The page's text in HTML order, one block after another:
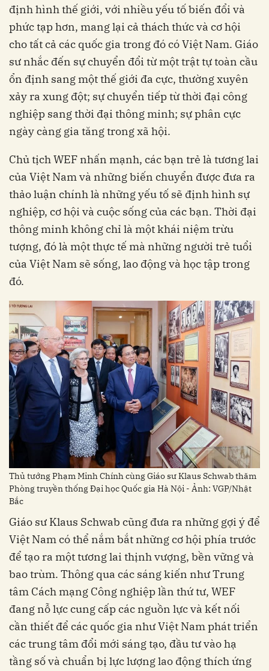
định hình thế giới, với nhiều yếu tố biến đổi và
phức tạp hơn, mang lại cả thách thức và cơ hội
cho tất cả các quốc gia trong đó có Việt Nam. Giáo
sư nhắc đến sự chuyển đổi từ một trật tự toàn cầu
ổn định sang một thế giới đa cực, thường xuyên
xảy ra xung đột; sự chuyển tiếp từ thời đại công
nghiệp sang thời đại thông minh; sự phân cực
ngày càng gia tăng trong xã hội.
Chủ tịch WEF nhấn mạnh, các bạn trẻ là tương lai
của Việt Nam và những biến chuyển được đưa ra
thảo luận chính là những yếu tố sẽ định hình sự
nghiệp, cơ hội và cuộc sống của các bạn. Thời đại
thông minh không chỉ là một khái niệm trừu
tượng, đó là một thực tế mà những người trẻ tuổi
của Việt Nam sẽ sống, lao động và học tập trong
đó.
Thủ tướng Phạm Minh Chính cùng Giáo sư Klaus Schwab thăm
Phòng truyền thống Đại học Quốc gia Hà Nội - Ảnh: VGP/Nhật
Bắc
Giáo sư Klaus Schwab cũng đưa ra những gợi ý để
Việt Nam có thể nắm bắt những cơ hội phía trước
để tạo ra một tương lai thịnh vượng, bền vững và
bao trùm. Thông qua các sáng kiến như Trung
tâm Cách mạng Công nghiệp lần thứ tư, WEF
đang nỗ lực cung cấp các nguồn lực và kết nối
cần thiết để các quốc gia như Việt Nam phát triển
các trung tâm đổi mới sáng tạo, đầu tư vào hạ
tầng số và chuẩn bị lực lượng lao động thích ứng